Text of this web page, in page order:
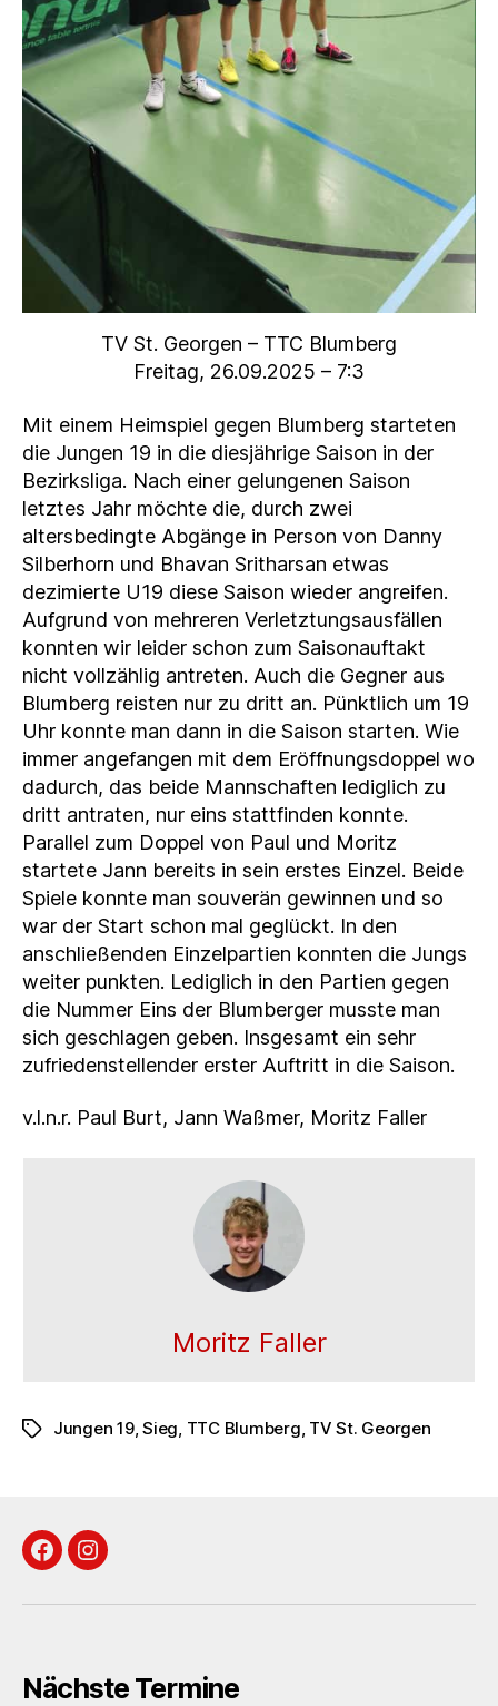
TV St. Georgen – TTC Blumberg
Freitag, 26.09.2025 – 7:3
Mit einem Heimspiel gegen Blumberg starteten
die Jungen 19 in die diesjährige Saison in der
Bezirksliga. Nach einer gelungenen Saison
letztes Jahr möchte die, durch zwei
altersbedingte Abgänge in Person von Danny
Silberhorn und Bhavan Sritharsan etwas
dezimierte U19 diese Saison wieder angreifen.
Aufgrund von mehreren Verletztungsausfällen
konnten wir leider schon zum Saisonauftakt
nicht vollzählig antreten. Auch die Gegner aus
Blumberg reisten nur zu dritt an. Pünktlich um 19
Uhr konnte man dann in die Saison starten. Wie
immer angefangen mit dem Eröffnungsdoppel wo
dadurch, das beide Mannschaften lediglich zu
dritt antraten, nur eins stattfinden konnte.
Parallel zum Doppel von Paul und Moritz
startete Jann bereits in sein erstes Einzel. Beide
Spiele konnte man souverän gewinnen und so
war der Start schon mal geglückt. In den
anschließenden Einzelpartien konnten die Jungs
weiter punkten. Lediglich in den Partien gegen
die Nummer Eins der Blumberger musste man
sich geschlagen geben. Insgesamt ein sehr
zufriedenstellender erster Auftritt in die Saison.
v.l.n.r. Paul Burt, Jann Waßmer, Moritz Faller
Moritz Faller
Schlagwörter
Jungen 19,Sieg TTC Blumberg TV St. Georgen
FacebookInstagram
Nächste Termine